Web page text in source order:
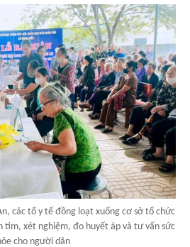
các tổ y tế đồng loạt xuống cơ sở tổ chức
tim, xét nghiệm, đo huyết áp và tư vấn sức
cho người dân